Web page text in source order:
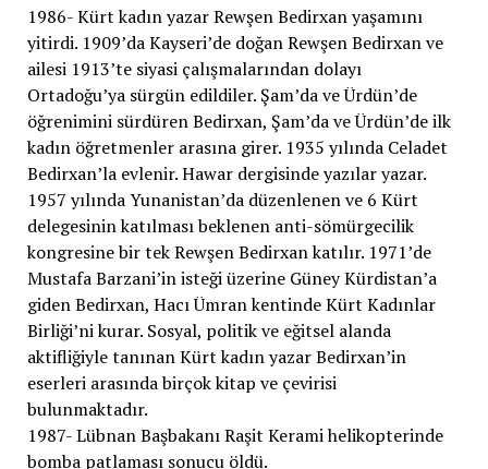
1986- Kürt kadın yazar Rewşen Bedirxan yaşamını
yitirdi. 1909’da Kayseri’de doğan Rewşen Bedirxan ve
ailesi 1913’te siyasi çalışmalarından dolayı
Ortadoğu’ya sürgün edildiler. Şam’da ve Ürdün’de
öğrenimini sürdüren Bedirxan, Şam’da ve Ürdün’de ilk
kadın öğretmenler arasına girer. 1935 yılında Celadet
Bedirxan’la evlenir. Hawar dergisinde yazılar yazar.
1957 yılında Yunanistan’da düzenlenen ve 6 Kürt
delegesinin katılması beklenen anti-sömürgecilik
kongresine bir tek Rewşen Bedirxan katılır. 1971’de
Mustafa Barzani’in isteği üzerine Güney Kürdistan’a
giden Bedirxan, Hacı Ümran kentinde Kürt Kadınlar
Birliği’ni kurar. Sosyal, politik ve eğitsel alanda
aktifliğiyle tanınan Kürt kadın yazar Bedirxan’in
eserleri arasında birçok kitap ve çevirisi
bulunmaktadır.
1987- Lübnan Başbakanı Raşit Kerami helikopterinde
bomba patlaması sonucu öldü.